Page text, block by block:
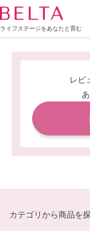
ライフステージをあなたと育む
レビ
カテゴリから商品を